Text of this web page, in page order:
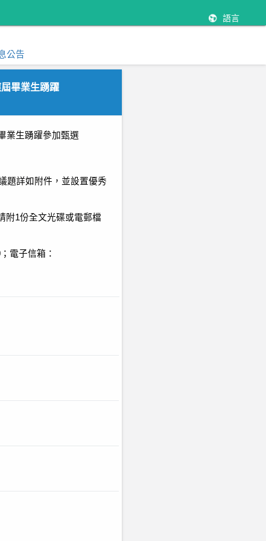
語言
公告
畢業生踴躍
業生踴躍參加甄選
題詳如附件，並設置優秀
附1份全文光碟或電郵檔
；電子信箱：